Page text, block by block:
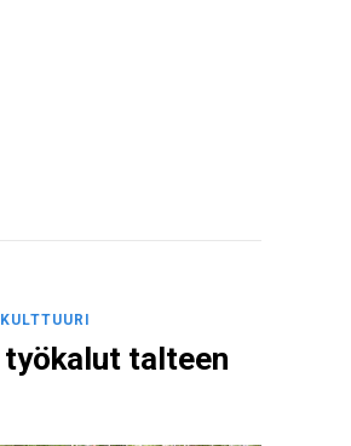
KULTTUURI
työkalut talteen